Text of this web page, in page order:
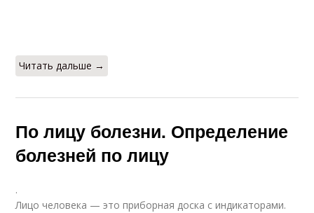
Читать дальше →
По лицу болезни. Определение
болезней по лицу
.
Лицо человека — это приборная доска с индикаторами.